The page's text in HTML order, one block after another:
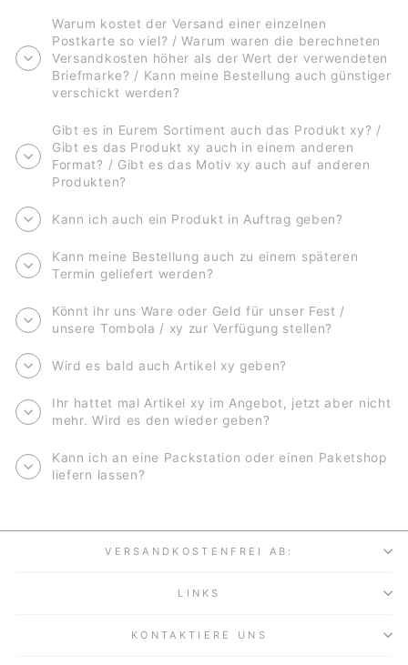
Warum kostet der Versand einer einzelnen
Postkarte so viel? / Warum waren die berechneten
Versandkosten höher als der Wert der verwendeten
Briefmarke? / Kann meine Bestellung auch günstiger
verschickt werden?
Gibt es in Eurem Sortiment auch das Produkt xy? /
Gibt es das Produkt xy auch in einem anderen
Format? / Gibt es das Motiv xy auch auf anderen
Produkten?
Kann ich auch ein Produkt in Auftrag geben?
Kann meine Bestellung auch zu einem späteren
Termin geliefert werden?
Könnt ihr uns Ware oder Geld für unser Fest /
unsere Tombola / xy zur Verfügung stellen?
Wird es bald auch Artikel xy geben?
Ihr hattet mal Artikel xy im Angebot, jetzt aber nicht
mehr. Wird es den wieder geben?
Kann ich an eine Packstation oder einen Paketshop
liefern lassen?
VERSANDKOSTENFREI AB:
LINKS
KONTAKTIERE UNS